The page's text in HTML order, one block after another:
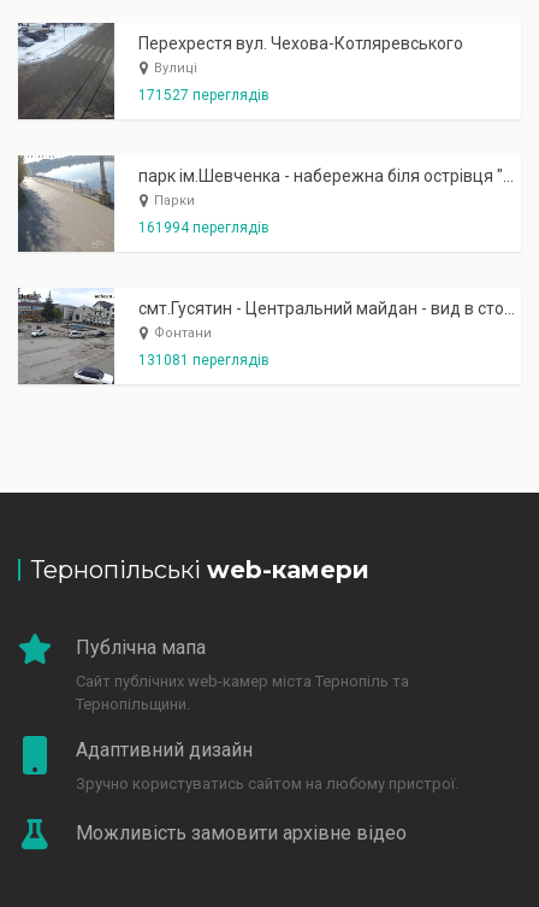
Перехрестя вул. Чехова-Котляревського
Вулиці
171527 переглядів
Парки
161994 переглядів
Фонтани
131081 переглядів
Тернопільські web-камери
Публічна мапа
Сайт публічних web-камер міста Тернопіль та
Тернопільщини.
Адаптивний дизайн
Зручно користуватись сайтом на любому пристрої.
Можливість замовити архівне відео